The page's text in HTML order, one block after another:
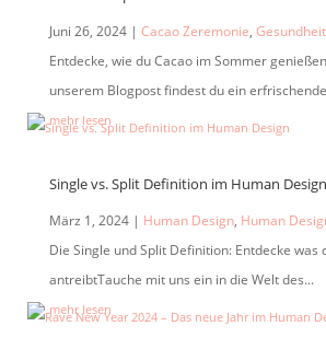
Juni 26, 2024| Cacao Zeremonie, Gesundheit
Entdecke, wie du Cacao im Sommer
unserem Blogpost findest du ein
mehr lesen
Single vs. Split Definition im Human Design
März 1, 2024| Human Design, Human
Die Single und Split Definition: Entdecke was
antreibtTauche mit uns ein in die Welt des...
mehr lesen